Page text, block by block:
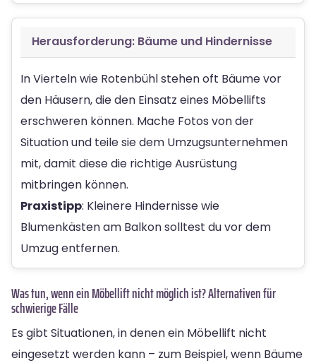
Herausforderung: Bäume und Hindernisse
In Vierteln wie Rotenbühl stehen oft Bäume vor
den Häusern, die den Einsatz eines Möbellifts
erschweren können. Mache Fotos von der
Situation und teile sie dem Umzugsunternehmen
mit, damit diese die richtige Ausrüstung
mitbringen können.
Praxistipp: Kleinere Hindernisse wie
Blumenkästen am Balkon solltest du vor dem
Umzug entfernen.
Was tun, wenn ein Möbellift nicht möglich ist? Alternativen für
schwierige Fälle
Es gibt Situationen, in denen ein Möbellift nicht
eingesetzt werden kann – zum Beispiel, wenn Bäume